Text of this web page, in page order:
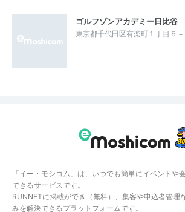
ゴルフゾンアカデミー日比谷
東京都千代田区有楽町１丁目５－
「イー・モシコム」は、いつでも簡単にイベントや
できるサービスです。
RUNNETに掲載ができ（無料）、集客や申込者管理
みを解決できるプラットフォームです。